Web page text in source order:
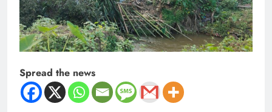
Spread the news